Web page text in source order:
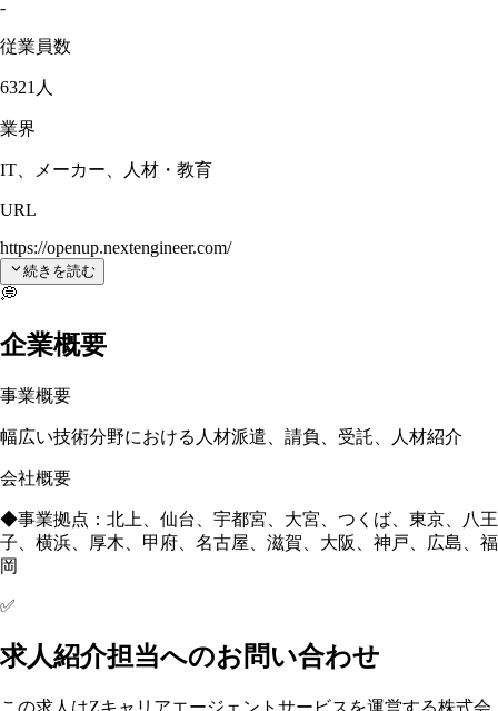
-
従業員数
6321人
業界
IT、メーカー、人材・教育
URL
https://openup.nextengineer.com/
続きを読む
💭
企業概要
事業概要
幅広い技術分野における人材派遣、請負、受託、人材紹介
会社概要
◆事業拠点：北上、仙台、宇都宮、大宮、つくば、東京、八王
子、横浜、厚木、甲府、名古屋、滋賀、大阪、神戸、広島、福
岡
✅
求人紹介担当へのお問い合わせ
この求人はZキャリアエージェントサービスを運営する株式会